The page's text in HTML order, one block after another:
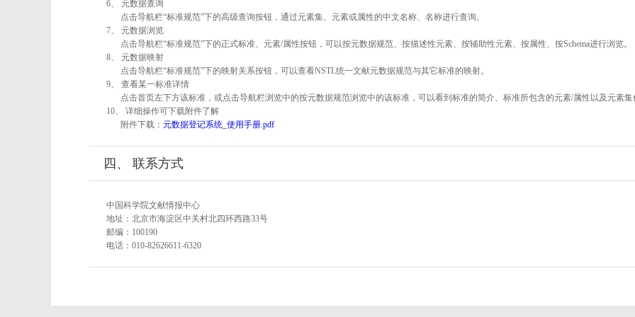
6、 元数据查询
点击导航栏“标准规范”下的高级查询按钮，通过元素集、元素或属性的中文名称、名称进行查询。
7、 元数据浏览
点击导航栏“标准规范”下的正式标准、元素/属性按钮，可以按元数据规范、按描述性元素、按辅助性元素、按属性、按Schema进行浏览。
8、 元数据映射
点击导航栏“标准规范”下的映射关系按钮，可以查看NSTL统一文献元数据规范与其它标准的映射。
9、 查看某一标准详情
点击首页左下方该标准，或点击导航栏浏览中的按元数据规范浏览中的该标准，可以看到标准的简介、标准所包含的元素/属性以及元素集
10、 详细操作可下载附件了解
附件下载： 元数据登记系统_使用手册.pdf
四、 联系方式
中国科学院文献情报中心
地址：北京市海淀区中关村北四环西路33号
邮编：100190
电话：010-82626611-6320